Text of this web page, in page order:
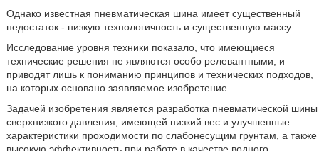
Однако известная пневматическая шина имеет существенный
недостаток - низкую технологичность и существенную массу.
Исследование уровня техники показало, что имеющиеся
технические решения не являются особо релевантными, и
приводят лишь к пониманию принципов и технических подходов,
на которых основано заявляемое изобретение.
Задачей изобретения является разработка пневматической шины
сверхнизкого давления, имеющей низкий вес и улучшенные
характеристики проходимости по слабонесущим грунтам, а также